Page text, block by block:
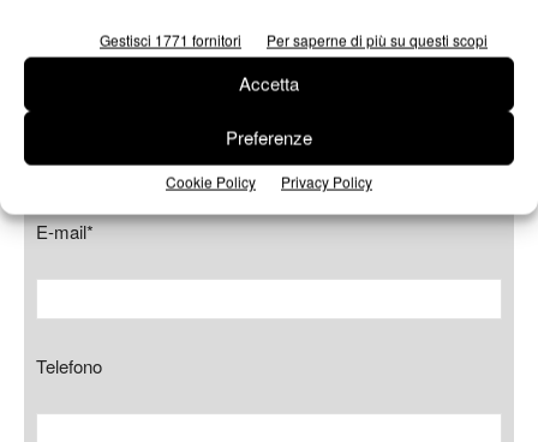
Gestisci 1771 fornitori Per saperne di più su questi scopi
Accetta
Preferenze
Cookie Policy Privacy Policy
E-mail*
Telefono